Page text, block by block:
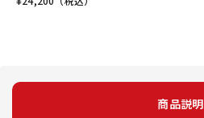
商品説明